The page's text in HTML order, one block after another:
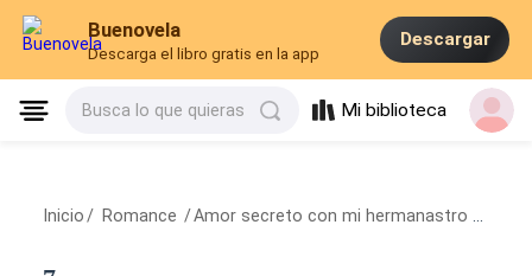
Buenovela
Descarga el libro gratis en la app
Descargar
Busca lo que quieras Mi biblioteca
Inicio / Romance /Amor secreto con mi hermanastro